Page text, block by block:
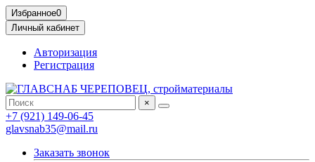
Избранное0
Личный кабинет
Авторизация
Регистрация
×
+7 (921) 149-06-45
glavsnab35@mail.ru
Заказать звонок